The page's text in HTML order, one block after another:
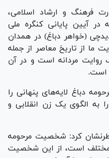
فرهنگ و ارشاد اسلامی،
آیین پایانی کنگره ملی
(خواهر دباغ) در همدان
ما از تاریخ معاصر از جمله
روایت مردانه است و در آن
است.
دباغ لایه‌های پنهانی را
به الگوی یک زن انقلابی و
کرد: شخصیت مرحومه
است، از این شخصیت